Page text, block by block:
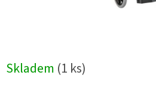
Skladem (1 ks)